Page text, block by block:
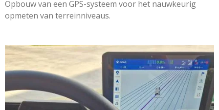
Opbouw van een GPS-systeem voor het nauwkeurig
opmeten van terreinniveaus.